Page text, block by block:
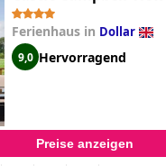
Ferienhaus in Dollar
9,0 Hervorragend
Preise anzeigen